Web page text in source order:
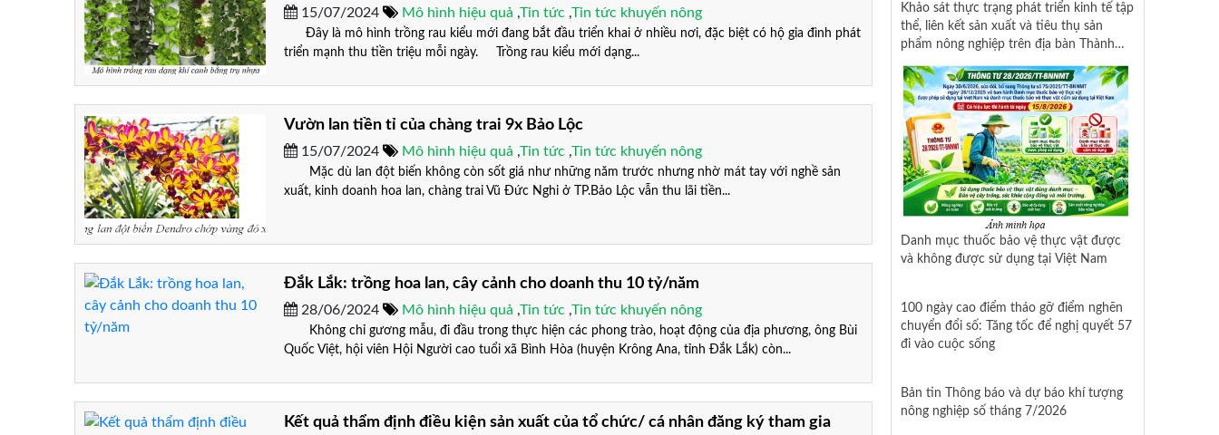
15/07/2024 Mô hình hiệu quả ,Tin tức ,Tin tức khuyến nông
Đây là mô hình trồng rau kiểu mới đang bắt đầu triển khai ở nhiều nơi, đặc biệt có hộ gia đình phát
triển mạnh thu tiền triệu mỗi ngày. Trồng rau kiểu mới dạng...
Vườn lan tiền tỉ của chàng trai 9x Bảo Lộc
15/07/2024 Mô hình hiệu quả ,Tin tức ,Tin tức khuyến nông
Mặc dù lan đột biến không còn sốt giá như những năm trước nhưng nhờ mát tay với nghề sản
xuất, kinh doanh hoa lan, chàng trai Vũ Đức Nghi ở TP.Bảo Lộc vẫn thu lãi tiền...
Đắk Lắk: trồng hoa lan, cây cảnh cho doanh thu 10 tỷ/năm
28/06/2024 Mô hình hiệu quả ,Tin tức ,Tin tức khuyến nông
Không chỉ gương mẫu, đi đầu trong thực hiện các phong trào, hoạt động của địa phương, ông Bùi
Quốc Việt, hội viên Hội Người cao tuổi xã Bình Hòa (huyện Krông Ana, tỉnh Đắk Lắk) còn...
Kết quả thẩm định điều kiện sản xuất của tổ chức/ cá nhân đăng ký tham gia
Khảo sát thực trạng phát triển kinh tế tập
thể, liên kết sản xuất và tiêu thụ sản
phẩm nông nghiệp trên địa bàn Thành
phố Hồ Chí Minh
Danh mục thuốc bảo vệ thực vật được
và không được sử dụng tại Việt Nam
100 ngày cao điểm tháo gỡ điểm nghẽn
chuyển đổi số: Tăng tốc để nghị quyết 57
đi vào cuộc sống
Bản tin Thông báo và dự báo khí tượng
nông nghiệp số tháng 7/2026